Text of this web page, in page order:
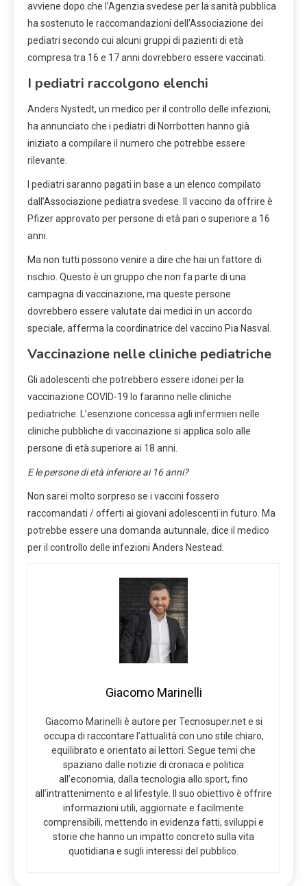
avviene dopo che l’Agenzia svedese per la sanità pubblica
ha sostenuto le raccomandazioni dell’Associazione dei
pediatri secondo cui alcuni gruppi di pazienti di età
compresa tra 16 e 17 anni dovrebbero essere vaccinati.
I pediatri raccolgono elenchi
Anders Nystedt, un medico per il controllo delle infezioni,
ha annunciato che i pediatri di Norrbotten hanno già
iniziato a compilare il numero che potrebbe essere
rilevante.
I pediatri saranno pagati in base a un elenco compilato
dall’Associazione pediatra svedese. Il vaccino da offrire è
Pfizer approvato per persone di età pari o superiore a 16
anni.
Ma non tutti possono venire a dire che hai un fattore di
rischio. Questo è un gruppo che non fa parte di una
campagna di vaccinazione, ma queste persone
dovrebbero essere valutate dai medici in un accordo
speciale, afferma la coordinatrice del vaccino Pia Nasval.
Vaccinazione nelle cliniche pediatriche
Gli adolescenti che potrebbero essere idonei per la
vaccinazione COVID-19 lo faranno nelle cliniche
pediatriche. L’esenzione concessa agli infermieri nelle
cliniche pubbliche di vaccinazione si applica solo alle
persone di età superiore ai 18 anni.
E le persone di età inferiore ai 16 anni?
Non sarei molto sorpreso se i vaccini fossero
raccomandati / offerti ai giovani adolescenti in futuro. Ma
potrebbe essere una domanda autunnale, dice il medico
per il controllo delle infezioni Anders Nestead.
Giacomo Marinelli
Giacomo Marinelli è autore per Tecnosuper.net e si
occupa di raccontare l’attualità con uno stile chiaro,
equilibrato e orientato ai lettori. Segue temi che
spaziano dalle notizie di cronaca e politica
all’economia, dalla tecnologia allo sport, fino
all’intrattenimento e al lifestyle. Il suo obiettivo è offrire
informazioni utili, aggiornate e facilmente
comprensibili, mettendo in evidenza fatti, sviluppi e
storie che hanno un impatto concreto sulla vita
quotidiana e sugli interessi del pubblico.